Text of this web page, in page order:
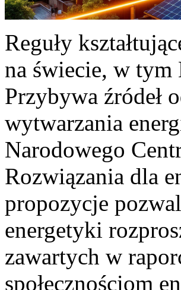
Reguły
na świecie, w tym
Przybywa źródeł
wytwarzania
Narodowego
Rozwiązania dla
propozycje
energetyki
zawartych w
społecznościom